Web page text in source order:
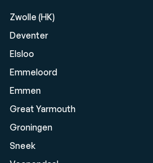
Zwolle (HK)
Deventer
Elsloo
Emmeloord
Emmen
Great Yarmouth
Groningen
Sneek